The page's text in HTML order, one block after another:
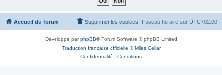
Accueil du forum Fuseau horaire sur UTC+02:00
Supprimer les cookies
Développé parphpBB® Forum Software © phpBB Limited
Traduction française officielle ©Miles Cellar
Confidentialité | Conditions